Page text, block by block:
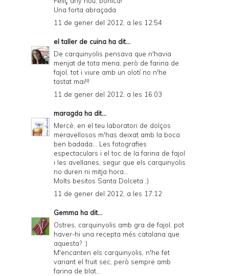
Una forta abraçada
11 de gener del 2012, a les 12:54
el taller de cuina ha dit...
De carquinyolis pensava que n'havia
menjat de tota mena, però de farina de
fajol, tot i viure amb un olotí no n'he
tastat mai!!!
11 de gener del 2012, a les 16:03
maragda ha dit...
Mercè, en el teu laboratori de dolços
meravellosos m'has deixat amb la boca
ben badada... Les fotografies
espectaculars i el toc de la farina de fajol
i les avellanes, segur que els carquinyolis
no duren ni mitja hora...
Molts besitos Santa Dolceta ;)
11 de gener del 2012, a les 17:12
Gemma ha dit...
Ostres, carquinyolis amb gra de fajol, pot
haver-hi una recepta més catalana que
aquesta? :)
M'encanten els carquinyolis, n'he fet
variant el fruit sec, però sempre amb
farina de blat...